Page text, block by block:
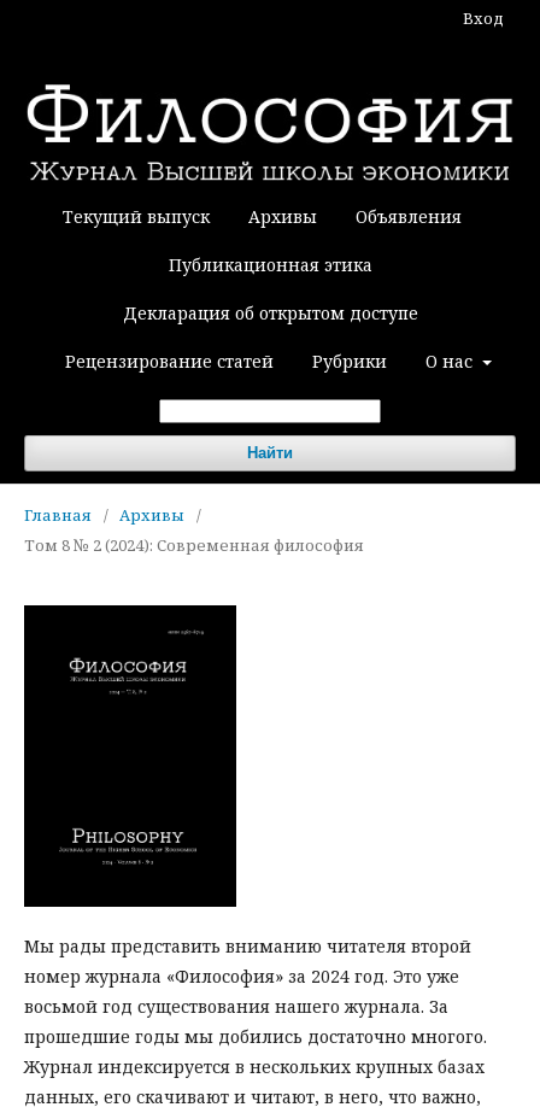
Текущий выпуск Архивы Объявления
Публикационная этика
Декларация об открытом доступе
Рецензирование статей Рубрики О нас
Найти
Вход
Главная / Архивы
/
Том 8 № 2 (2024): Современная философия
Мы рады представить вниманию читателя второй
номер журнала «Философия» за 2024 год. Это уже
восьмой год существования нашего журнала. За
прошедшие годы мы добились достаточно многого.
Журнал индексируется в нескольких крупных базах
данных, его скачивают и читают, в него, что важно,